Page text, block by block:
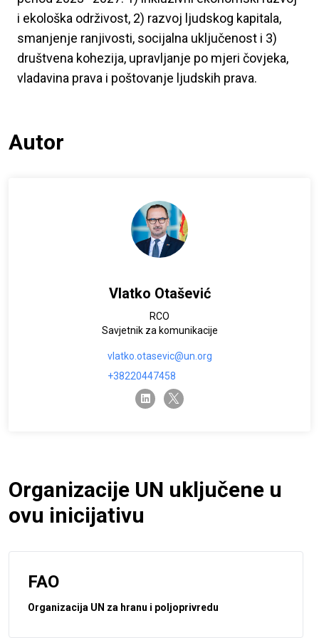
i ekološka održivost, 2) razvoj ljudskog kapitala,
smanjenje ranjivosti, socijalna uključenost i 3)
društvena kohezija, upravljanje po mjeri čovjeka,
vladavina prava i poštovanje ljudskih prava.
Autor
Vlatko Otašević
RCO
Savjetnik za komunikacije
vlatko.otasevic@un.org
+38220447458
linkedintwitter-x
Organizacije UN uključene u
ovu inicijativu
FAO
Organizacija UN za hranu i poljoprivredu